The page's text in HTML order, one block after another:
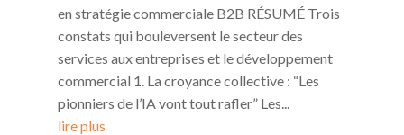
en stratégie commerciale B2B RÉSUMÉ Trois
constats qui bouleversent le secteur des
services aux entreprises et le développement
commercial 1. La croyance collective : “Les
pionniers de l’IA vont tout rafler” Les...
lire plus